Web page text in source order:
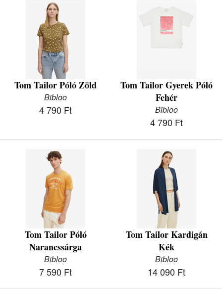
Tom Tailor Póló Zöld
Bibloo
4 790 Ft
Tom Tailor Gyerek Póló
Fehér
Bibloo
4 790 Ft
Tom Tailor Póló
Narancssárga
Bibloo
7 590 Ft
Tom Tailor Kardigán
Kék
Bibloo
14 090 Ft